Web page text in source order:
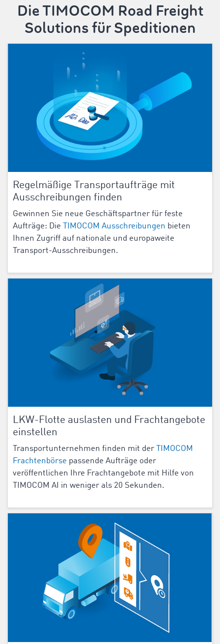
Die TIMOCOM Road Freight
Solutions für Speditionen
Regelmäßige Transportaufträge mit
Ausschreibungen finden
Gewinnen Sie neue Geschäftspartner für feste
Aufträge: Die
TIMOCOM Ausschreibungen bieten
Ihnen Zugriff auf nationale und europaweite
Transport-Ausschreibungen.
LKW-Flotte auslasten und Frachtangebote
einstellen
Transportunternehmen finden mit der
TIMOCOM
Frachtenbörse passende Aufträge oder
veröffentlichen Ihre Frachtangebote mit Hilfe von
TIMOCOM AI in weniger als 20 Sekunden.